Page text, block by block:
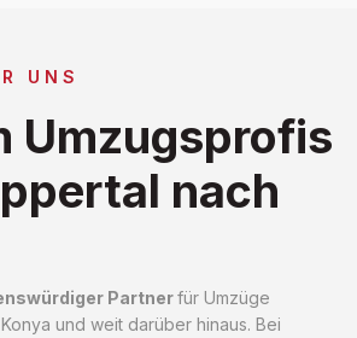
UNS
Umzugsprofis
nach
Partnerfür Umzüge
und weit darüber hinaus. Bei